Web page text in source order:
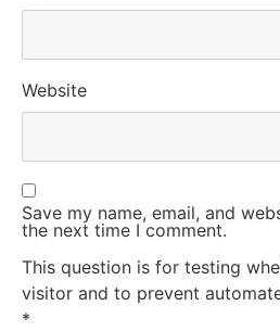
Website
Save my name, email, and
the next time I comment.
This question is for testing
visitor and to prevent
*